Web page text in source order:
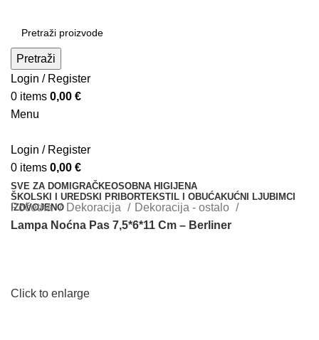
Pretraži
Login / Register
0 items 0,00 €
Menu
Login / Register
0 items 0,00 €
SVE ZA DOM IGRAČKEOSOBNA HIGIJENA
ŠKOLSKI I UREDSKI PRIBORTEKSTIL I OBUĆAKUĆNI LJUBIMCI
IZDVOJENO
Početna Dekoracija
Dekoracija - ostalo
Lampa Noćna Pas 7,5*6*11 Cm – Berliner
Click to enlarge